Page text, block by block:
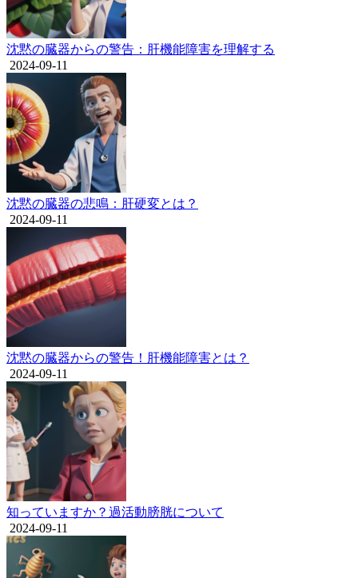
沈黙の臓器からの警告：肝機能障害を理解する
2024-09-11
沈黙の臓器の悲鳴：肝硬変とは？
2024-09-11
沈黙の臓器からの警告！肝機能障害とは？
2024-09-11
知っていますか？過活動膀胱について
2024-09-11